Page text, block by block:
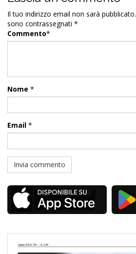
Il tuo indirizzo email non sarà pubblicato.
sono contrassegnati *
Commento*
Nome *
Email *